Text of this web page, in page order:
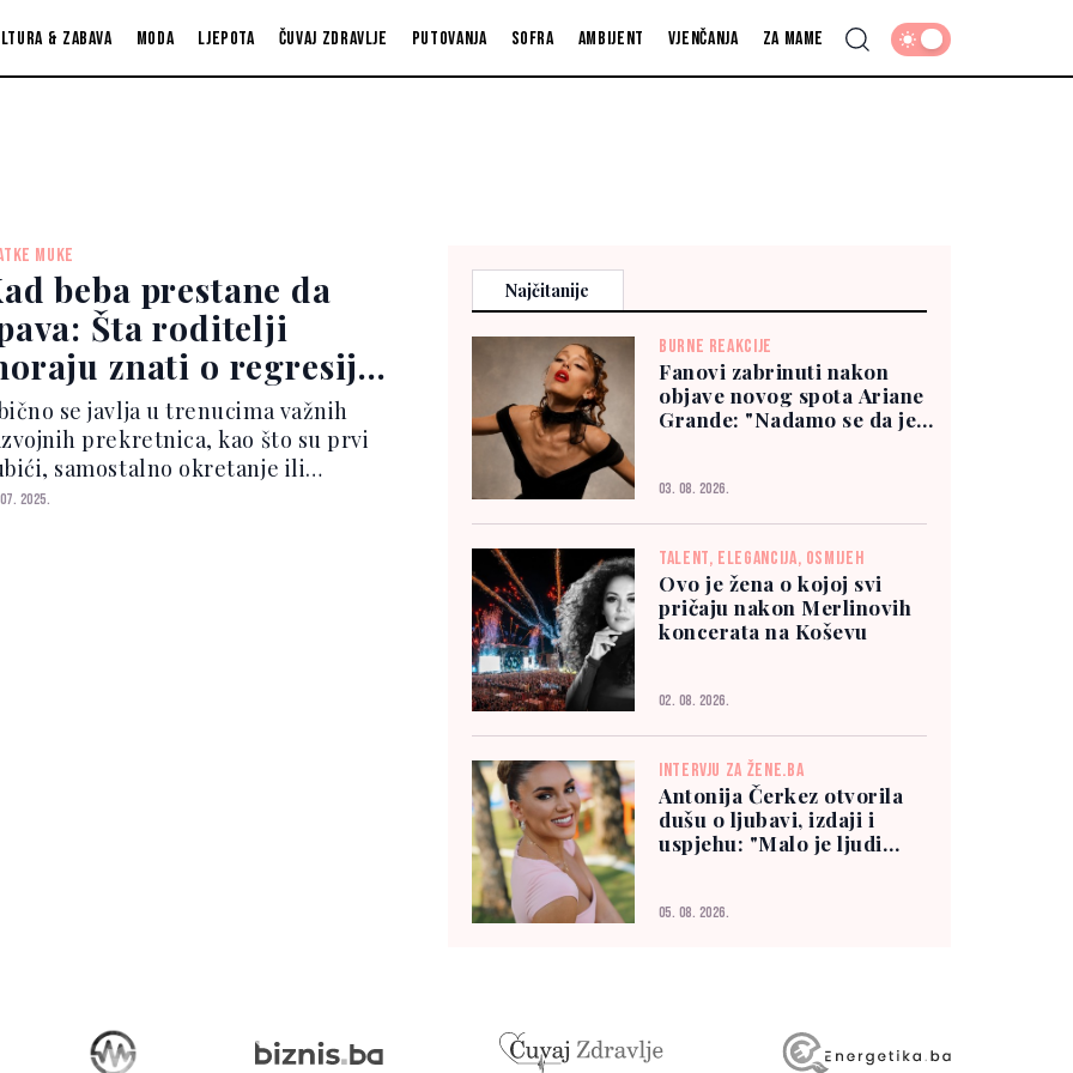
& zabava Moda Ljepota Čuvaj zdravlje Putovanja Sofra Ambijent Vjenčanja Za mame
MUKE
beba prestane da
Šta roditelji
znati o regresiji
se javlja u trenucima važnih
prekretnica, kao što su prvi
samostalno okretanje ili
Traje od nekoliko dana do
2025.
Najčitanije
BURNE REAKCIJE
Fanovi zabrinuti nakon
objave novog spota Ariane
Grande: "Nadamo se da je
03. 08. 2026.
TALENT, ELEGANCIJA, OSMIJEH
Ovo je žena o kojoj svi
pričaju nakon Merlinovih
koncerata na Koševu
02. 08. 2026.
INTERVJU ZA ŽENE.BA
Antonija Čerkez otvorila
dušu o ljubavi, izdaji i
uspjehu: "Malo je ljudi
05. 08. 2026.